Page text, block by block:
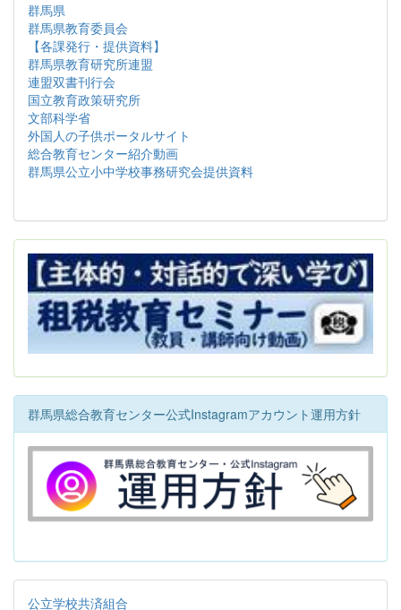
群馬県
群馬県教育委員会
【各課発行・提供資料】
群馬県教育研究所連盟
連盟双書刊行会
国立教育政策研究所
文部科学省
外国人の子供ポータルサイト
総合教育センター紹介動画
群馬県公立小中学校事務研究会提供資料
群馬県総合教育センター公式Instagramアカウント運用方針
公立学校共済組合